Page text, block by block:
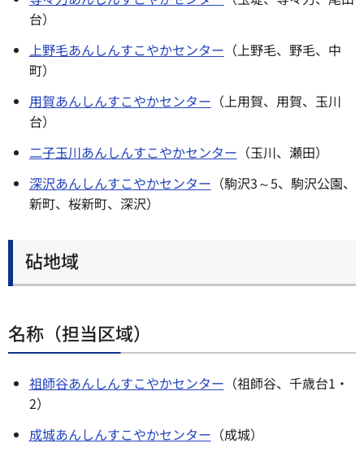
台）
上野毛あんしんすこやかセンター （上野毛、野毛、中
町）
用賀あんしんすこやかセンター （上用賀、用賀、玉川
台）
二子玉川あんしんすこやかセンター （玉川、瀬田）
深沢あんしんすこやかセンター （駒沢3～5、駒沢公園、
新町、桜新町、深沢）
砧地域
名称（担当区域）
祖師谷あんしんすこやかセンター （祖師谷、千歳台1・
2）
成城あんしんすこやかセンター （成城）